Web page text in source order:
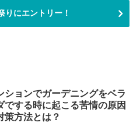
りにエントリー！
ションでガーデニングをベラ
でする時に起こる苦情の原因
策方法とは？